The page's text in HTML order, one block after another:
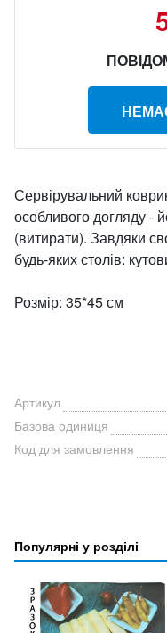
Сервірувальний
особливого догляду -
(витирати). Завдяки
будь-яких столів:
Розмір: 35*45 см
Артикул
Базова одиниця
Код для замовлення
Популярні у розділі